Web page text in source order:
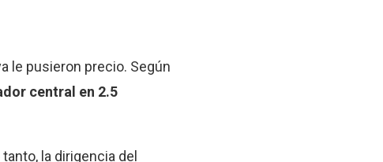
le pusieron precio. Según
central en 2.5
tanto, la dirigencia del